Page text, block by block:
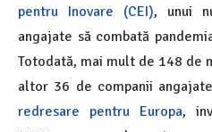
pentru Inovare (CEI), unui
angajate să combată
Totodată, mai mult de 148 de
altor 36 de companii
redresare pentru Europa,